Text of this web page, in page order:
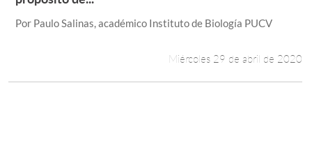
Por Paulo Salinas, académico Instituto de Biología PUCV
Miércoles 29 de abril de 2020